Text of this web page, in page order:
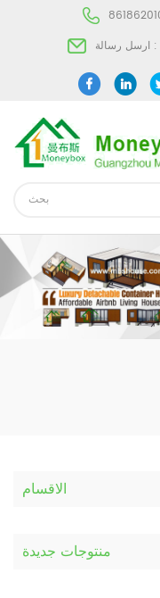
ارسل رسالة :
الاقسام
منتوجات جديدة